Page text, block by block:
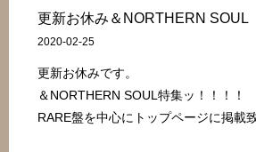
更新お休み＆NORTHERN SOUL
2020-02-25
更新お休みです。
＆NORTHERN SOUL特集ッ！！！！
RARE盤を中心にトップページに掲載